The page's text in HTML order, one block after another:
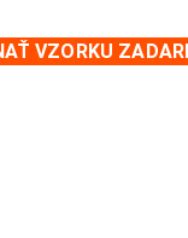
VZORKU